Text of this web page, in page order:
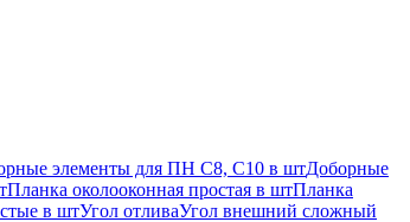
элементы для ПН С8, С10 в штДоборные
Планка околооконная простая в штПланка
в штУгол отливаУгол внешний сложный